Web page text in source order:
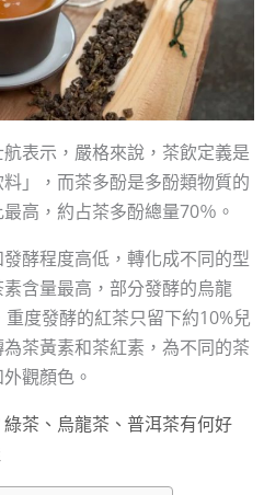
表示，嚴格來說，茶飲定義是
料」，而茶多酚是多酚類物質的
高，約占茶多酚總量70％。
酵程度高低，轉化成不同的型
含量最高，部分發酵的烏龍
度發酵的紅茶只留下約10%兒
茶黃素和茶紅素，為不同的茶
觀顏色。
茶、烏龍茶、普洱茶有何好